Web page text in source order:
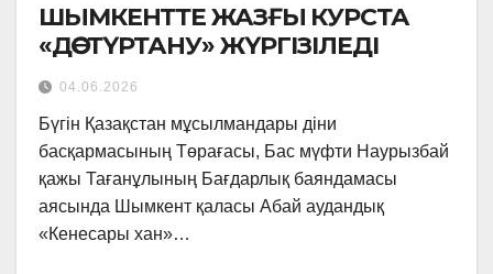
ШЫМКЕНТТЕ ЖАЗҒЫ КУРСТА
«ДӘСТҮРТАНУ» ЖҮРГІЗІЛЕДІ
04.06.2026
Бүгін Қазақстан мұсылмандары діни
басқармасының Төрағасы, Бас мүфти Наурызбай
қажы Тағанұлының Бағдарлық баяндамасы
аясында Шымкент қаласы Абай аудандық
«Кенесары хан»…